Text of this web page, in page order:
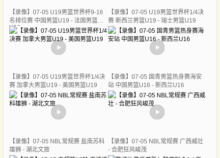
【录像】07-05 U19男篮世界杯9-16
名排位赛 中国男篮U19 - 法国男篮
U19
【录像】07-05 U19男篮世界杯1/4决
赛 新西兰男篮U19 - 瑞士男篮U19
【录像】07-05 U19男篮世界杯1/4决
赛 加拿大男篮U19 - 美国男篮U19
【录像】07-05 国青男篮热身赛海安
站 中国男篮U16 - 新西兰U16
【录像】07-05 NBL常规赛 盐南苏科
雄狮 - 湖北文旅
【录像】07-05 NBL常规赛 广西威壮
- 合肥狂风峻茂